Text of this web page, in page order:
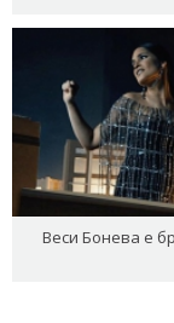
Веси Бонева е